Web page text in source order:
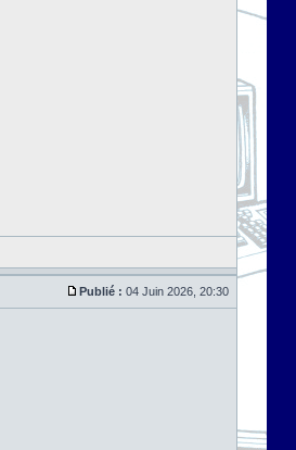
Publié : 04 Juin 2026, 20:30